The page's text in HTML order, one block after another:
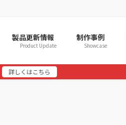
製品更新情報
Product Update
制作事例
Showcase
詳しくはこちら